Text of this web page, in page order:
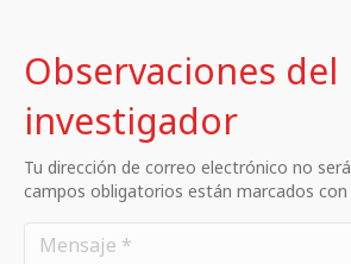
Observaciones del
investigador
Tu dirección de correo electrónico no
campos obligatorios están marcados